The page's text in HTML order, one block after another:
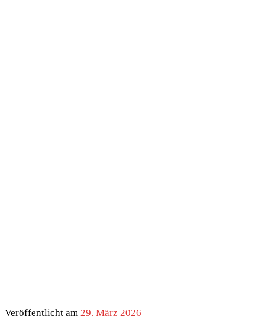
Veröffentlicht am 29. März 2026